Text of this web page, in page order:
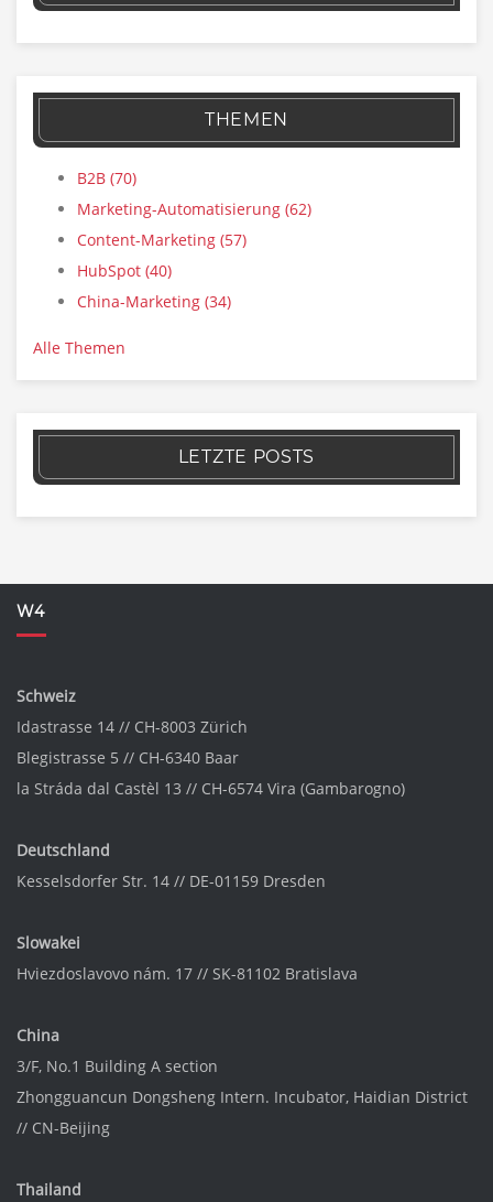
THEMEN
B2B (70)
Marketing-Automatisierung (62)
Content-Marketing (57)
HubSpot (40)
China-Marketing (34)
Alle Themen
LETZTE POSTS
W4
Schweiz
Idastrasse 14 // CH-8003 Zürich
Blegistrasse 5 // CH-6340 Baar
la Stráda dal Castèl 13 // CH-6574 Vira (Gambarogno)
Deutschland
Kesselsdorfer Str. 14 // DE-01159 Dresden
Slowakei
Hviezdoslavovo nám. 17 // SK-81102 Bratislava
China
3/F, No.1 Building A section
Zhongguancun Dongsheng Intern. Incubator, Haidian District
// CN-Beijing
Thailand